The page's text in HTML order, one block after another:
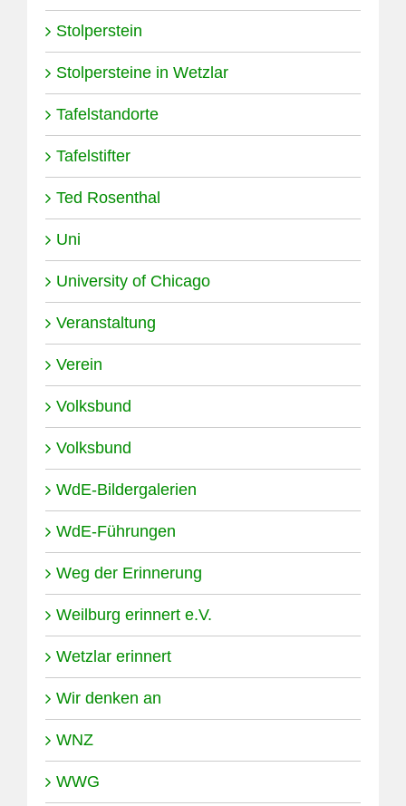
Stolperstein
Stolpersteine in Wetzlar
Tafelstandorte
Tafelstifter
Ted Rosenthal
Uni
University of Chicago
Veranstaltung
Verein
Volksbund
Volksbund
WdE-Bildergalerien
WdE-Führungen
Weg der Erinnerung
Weilburg erinnert e.V.
Wetzlar erinnert
Wir denken an
WNZ
WWG